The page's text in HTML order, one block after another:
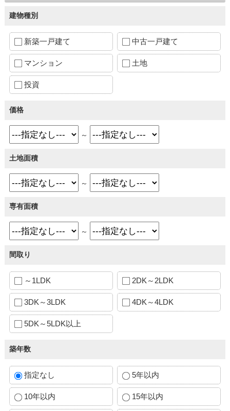
建物種別
新築一戸建て 中古一戸建て
マンション 土地
投資
価格
～
土地面積
～
専有面積
～
間取り
～1LDK 2DK～2LDK
3DK～3LDK 4DK～4LDK
5DK～5LDK以上
築年数
指定なし 5年以内
10年以内 15年以内